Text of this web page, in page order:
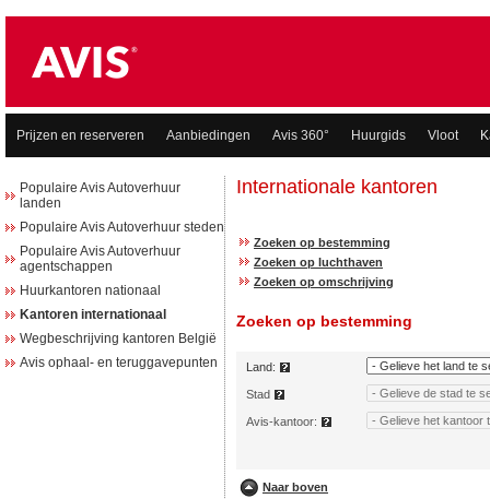
Prijzen en reserveren Aanbiedingen Avis 360° Huurgids Vloot
Populaire Avis Autoverhuur
landen
Populaire Avis Autoverhuur steden
Populaire Avis Autoverhuur
agentschappen
Huurkantoren nationaal
Kantoren internationaal
Wegbeschrijving kantoren België
Avis ophaal- en teruggavepunten